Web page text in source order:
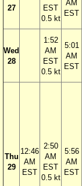
27
EST
0.5 kt
AM
EST
Wed
28
1:52
AM
EST
0.5 kt
5:01
AM
EST
Thu
29
12:46
AM
EST
2:50
AM
EST
0.5 kt
5:56
AM
EST